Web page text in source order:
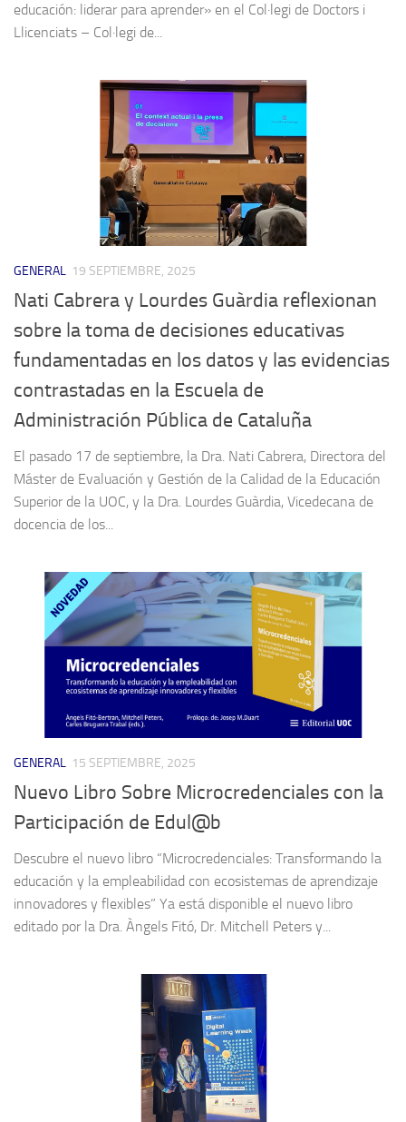
educación: liderar para aprender» en el Col·legi de Doctors i
Llicenciats – Col·legi de...
GENERAL 19 SEPTIEMBRE, 2025
Nati Cabrera y Lourdes Guàrdia reflexionan
sobre la toma de decisiones educativas
fundamentadas en los datos y las evidencias
contrastadas en la Escuela de
Administración Pública de Cataluña
El pasado 17 de septiembre, la Dra. Nati Cabrera, Directora del
Máster de Evaluación y Gestión de la Calidad de la Educación
Superior de la UOC, y la Dra. Lourdes Guàrdia, Vicedecana de
docencia de los...
GENERAL 15 SEPTIEMBRE, 2025
Nuevo Libro Sobre Microcredenciales con la
Participación de Edul@b
Descubre el nuevo libro “Microcredenciales: Transformando la
educación y la empleabilidad con ecosistemas de aprendizaje
innovadores y flexibles” Ya está disponible el nuevo libro
editado por la Dra. Àngels Fitó, Dr. Mitchell Peters y...